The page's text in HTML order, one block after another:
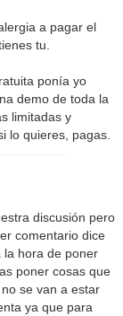
a pagar el
tu.
ponía yo
demo de toda la
limitadas y
lo quieres, pagas.
discusión pero
comentario dice
la hora de poner
poner cosas que
se van a estar
ya que para